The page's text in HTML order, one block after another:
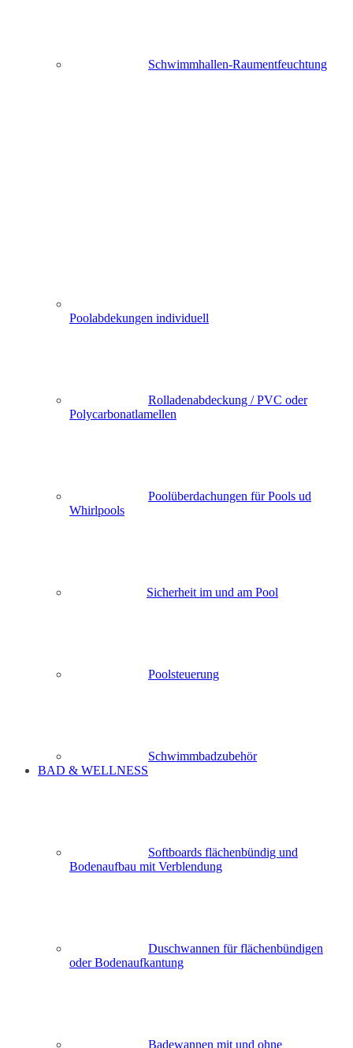
Schwimmhallen-Raumentfeuchtung
Poolabdekungen individuell
Rolladenabdeckung / PVC oder
Polycarbonatlamellen
Poolüberdachungen für Pools ud
Whirlpools
Sicherheit im und am Pool
Poolsteuerung
Schwimmbadzubehör
BAD & WELLNESS
Softboards flächenbündig und
Bodenaufbau mit Verblendung
Duschwannen für flächenbündigen
oder Bodenaufkantung
Badewannen mit und ohne